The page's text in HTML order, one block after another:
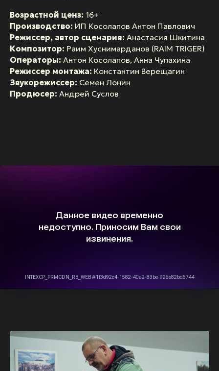
Возрастной ценз: 16+
Производство: ИП Косолапов Антон Павлович
Режиссер, автор сценария: Анастасия Шкитина
Композитор: Раим Хуснимарданов (RAIM TRIGER)
Операторы: Антон Косолапов, Анна Чупахина
Режиссер монтажа: Константин Верещагин
Звукорежиссер: Семен Лонин
Продюсер: Андрей Суслов